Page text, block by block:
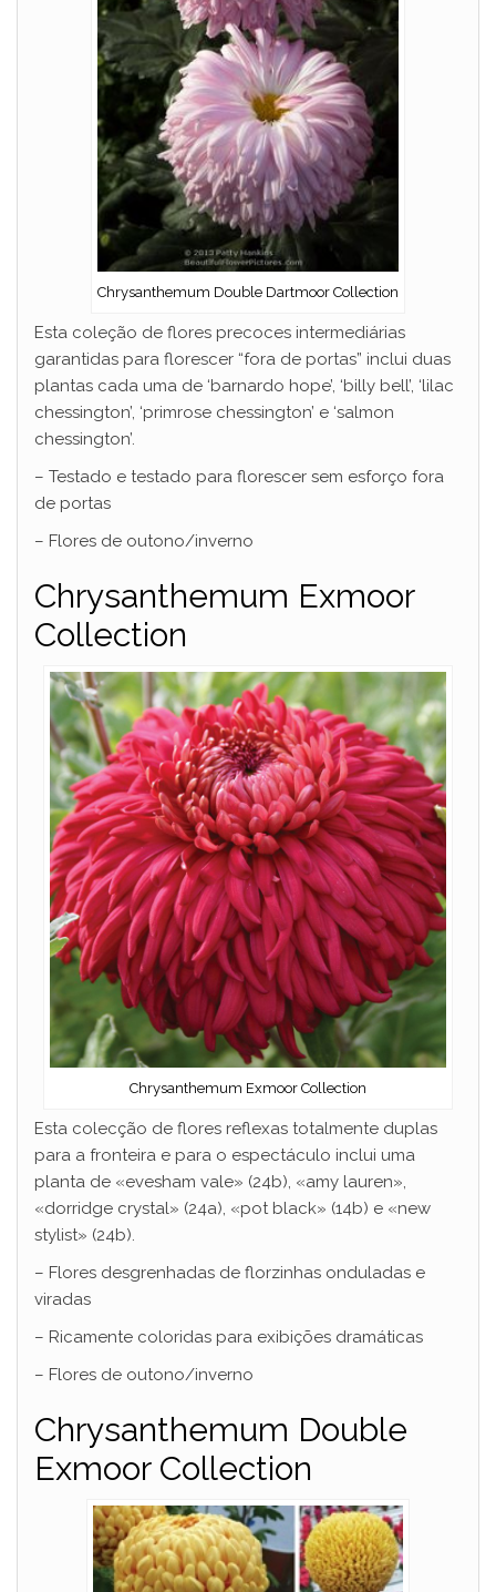
Chrysanthemum Double Dartmoor Collection
Esta coleção de flores precoces intermediárias
garantidas para florescer “fora de portas” inclui duas
plantas cada uma de ‘barnardo hope’, ‘billy bell’, ‘lilac
chessington’, ‘primrose chessington’ e ‘salmon
chessington’.
– Testado e testado para florescer sem esforço fora
de portas
– Flores de outono/inverno
Chrysanthemum Exmoor
Collection
Chrysanthemum Exmoor Collection
Esta colecção de flores reflexas totalmente duplas
para a fronteira e para o espectáculo inclui uma
planta de «evesham vale» (24b), «amy lauren»,
«dorridge crystal» (24a), «pot black» (14b) e «new
stylist» (24b).
– Flores desgrenhadas de florzinhas onduladas e
viradas
– Ricamente coloridas para exibições dramáticas
– Flores de outono/inverno
Chrysanthemum Double
Exmoor Collection